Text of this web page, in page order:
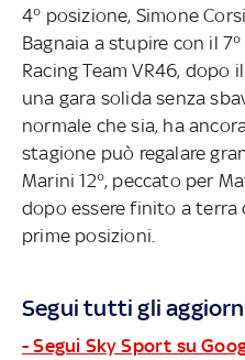
4° posizione, Simone
Bagnaia a stupire con il
Racing Team VR46, dopo
una gara solida senza
normale che sia, ha
stagione può regalare
Marini 12°, peccato per
dopo essere finito a
prime posizioni.
Segui tutti gli
- Segui Sky Sport su